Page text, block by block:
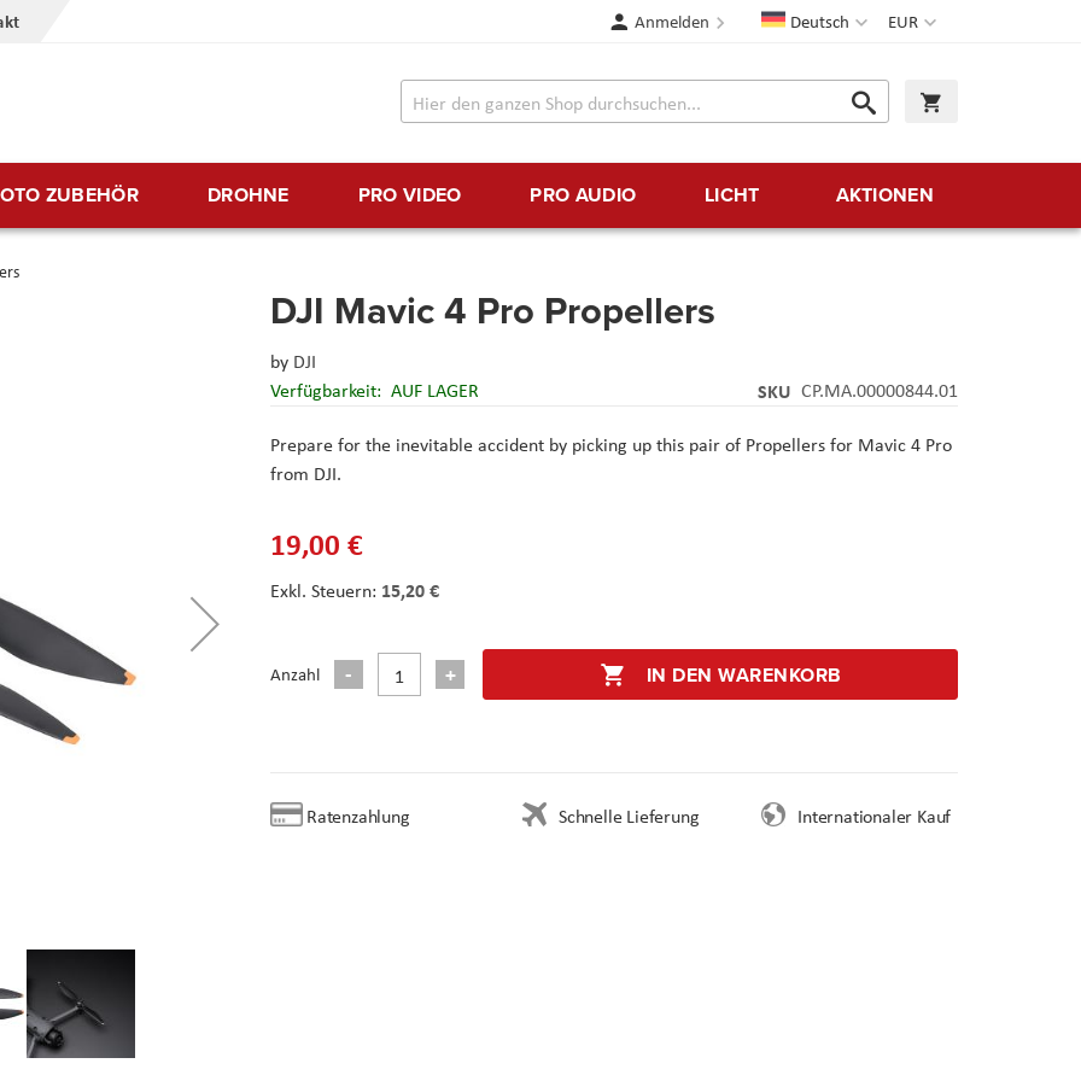
Währung
EUR
SpracheDeutsch
Anmelden
Suche
Suche
ZUBEHÖR DROHNE PRO VIDEO PRO AUDIO LICHT AKTIONEN
DJI Mavic 4 Pro Propellers
by DJI
Verfügbarkeit: AUF LAGER SKU CP.MA.00000844.01
Prepare for the inevitable accident by picking up this pair of Propellers for Mavic 4 Pro
from DJI.
19,00 €
15,20 €
Anzahl IN DEN WARENKORB
Ratenzahlung Schnelle Lieferung Internationaler Kauf